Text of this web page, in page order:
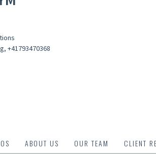
, +41793470368
ABOUT US OUR TEAM CLIENT